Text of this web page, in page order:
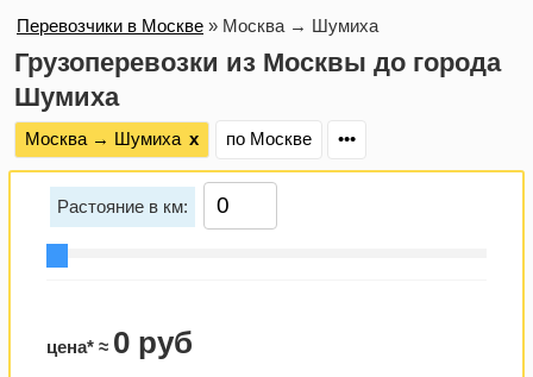
Перевозчики в Москве » Москва → Шумиха
Грузоперевозки из Москвы до города
Шумиха
Москва → Шумиха х по Москве •••
Растояние в км:
цена* ≈ 0 руб